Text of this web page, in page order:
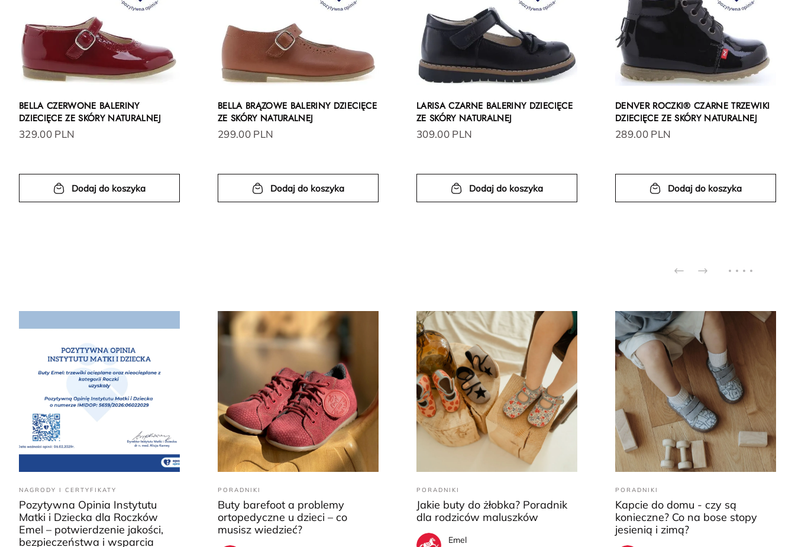
BELLA CZERWONE BALERINY
DZIECIĘCE ZE SKÓRY NATURALNEJ
329.00 PLN
Dodaj do koszyka
BELLA BRĄZOWE BALERINY DZIECIĘCE
ZE SKÓRY NATURALNEJ
299.00 PLN
Dodaj do koszyka
LARISA CZARNE BALERINY DZIECIĘCE
ZE SKÓRY NATURALNEJ
309.00 PLN
Dodaj do koszyka
DENVER ROCZKI® CZARNE TRZEWIKI
DZIECIĘCE ZE SKÓRY NATURALNEJ
289.00 PLN
Dodaj do koszyka
NAGRODY I CERTYFIKATY
Pozytywna Opinia Instytutu
Matki i Dziecka dla Roczków
Emel – potwierdzenie jakości,
bezpieczeństwa i wsparcia
PORADNIKI
Buty barefoot a problemy
ortopedyczne u dzieci – co
musisz wiedzieć?
PORADNIKI
Jakie buty do żłobka? Poradnik
dla rodziców maluszków
Emel
PORADNIKI
Kapcie do domu - czy są
konieczne? Co na bose stopy
jesienią i zimą?